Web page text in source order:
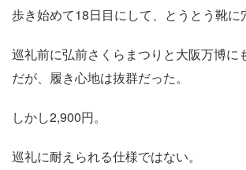
歩き始めて18日目にして、とうとう靴に
巡礼前に弘前さくらまつりと大阪万博に
だが、履き心地は抜群だった。
しかし2,900円。
巡礼に耐えられる仕様ではない。